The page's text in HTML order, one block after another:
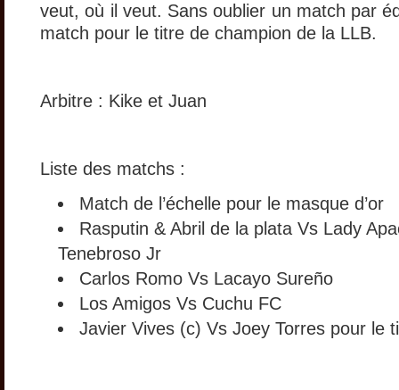
veut, où il veut. Sans oublier un match par
match pour le titre de champion de la LLB.
Arbitre : Kike et Juan
Liste des matchs :
Match de l’échelle pour le masque d’or
Rasputin & Abril de la plata Vs Lady
Tenebroso Jr
Carlos Romo Vs Lacayo Sureño
Los Amigos Vs Cuchu FC
Javier Vives (c) Vs Joey Torres pour le